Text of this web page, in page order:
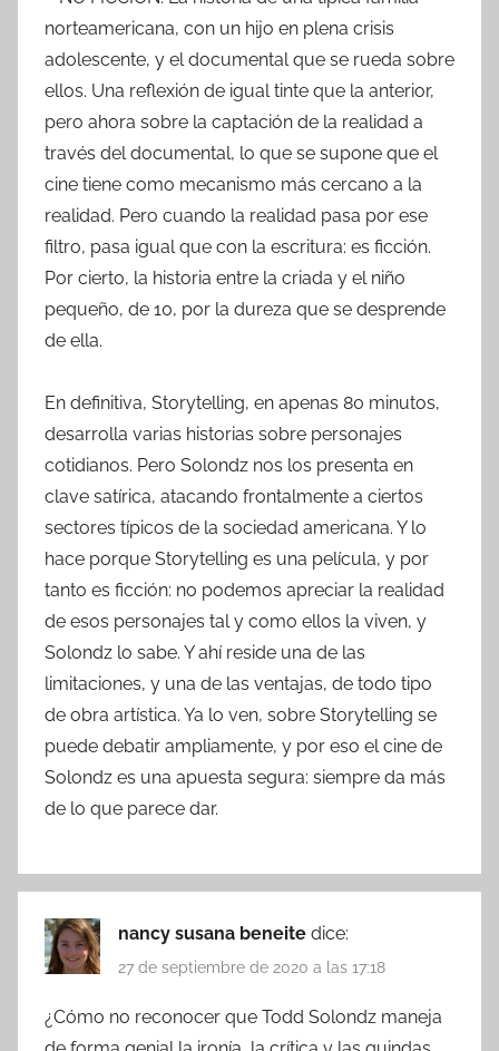
norteamericana, con un hijo en plena crisis
adolescente, y el documental que se rueda sobre
ellos. Una reflexión de igual tinte que la anterior,
pero ahora sobre la captación de la realidad a
través del documental, lo que se supone que el
cine tiene como mecanismo más cercano a la
realidad. Pero cuando la realidad pasa por ese
filtro, pasa igual que con la escritura: es ficción.
Por cierto, la historia entre la criada y el niño
pequeño, de 10, por la dureza que se desprende
de ella.
En definitiva, Storytelling, en apenas 80 minutos,
desarrolla varias historias sobre personajes
cotidianos. Pero Solondz nos los presenta en
clave satírica, atacando frontalmente a ciertos
sectores típicos de la sociedad americana. Y lo
hace porque Storytelling es una película, y por
tanto es ficción: no podemos apreciar la realidad
de esos personajes tal y como ellos la viven, y
Solondz lo sabe. Y ahí reside una de las
limitaciones, y una de las ventajas, de todo tipo
de obra artística. Ya lo ven, sobre Storytelling se
puede debatir ampliamente, y por eso el cine de
Solondz es una apuesta segura: siempre da más
de lo que parece dar.
nancy susana beneite dice:
27 de septiembre de 2020 a las 17:18
¿Cómo no reconocer que Todd Solondz maneja